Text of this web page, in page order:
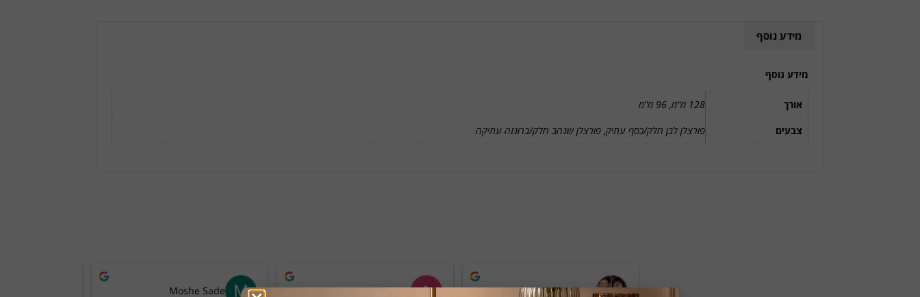
מידע נוסף
מידע נוסף
אורך
128 מ"מ, 96 מ"מ
צבעים
פורצלן לבן חלק/כסף עתיק, פורצלן שנהב חלק/ברונזה עתיקה
Havron גבריאל שטרית Moshe Sade